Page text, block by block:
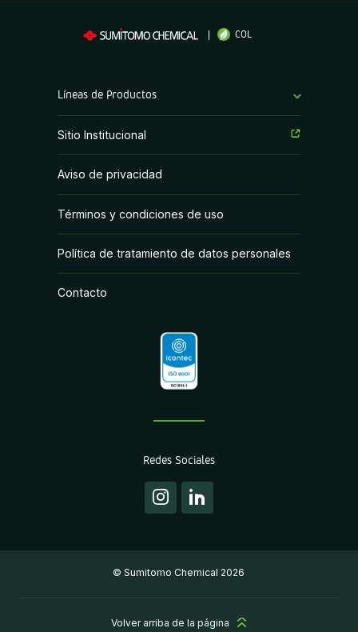
COL
Líneas de Productos
Herbicidas
PGR y Biorracionales
Sitio Institucional
Aviso de privacidad
Términos y condiciones de uso
Política de tratamiento de datos personales
Contacto
Redes Sociales
© Sumitomo Chemical 2026
Volver arriba de la página